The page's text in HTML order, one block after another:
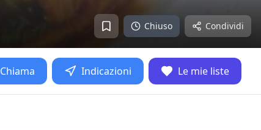
Chiuso Condividi
Chiama Indicazioni Le mie liste